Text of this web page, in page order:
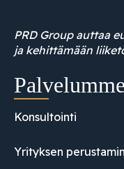
PRD Group auttaa
ja kehittämään
Palvelumme
Konsultointi
Yrityksen